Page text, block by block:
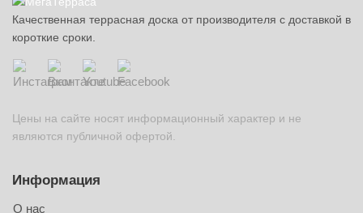
Качественная террасная доска от производителя с доставкой в
короткие сроки.
Цены на сайте носят информационный характер и не
являются публичной офертой.
Информация
О нас